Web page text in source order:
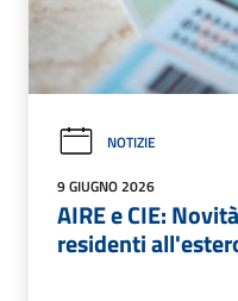
NOTIZIE
9 GIUGNO 2026
AIRE e CIE:
residenti